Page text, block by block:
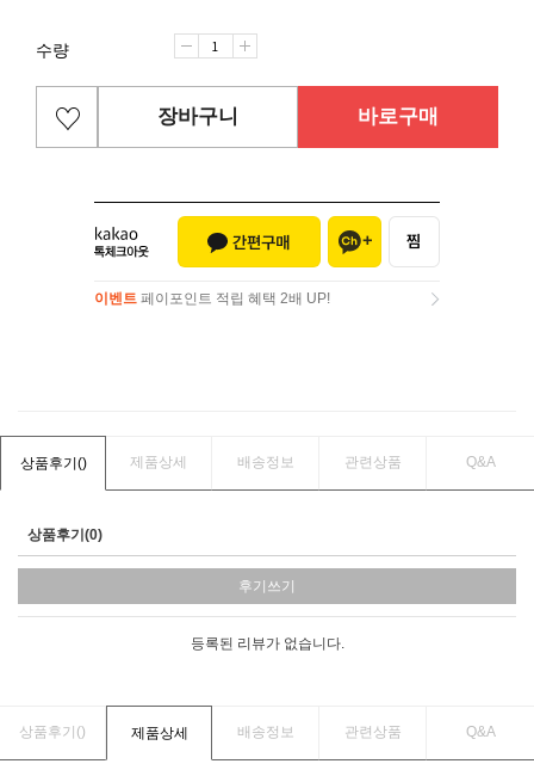
수량
장바구니 바로구매
이벤트 페이포인트 적립 혜택 2배 UP!
상품후기() 제품상세 배송정보 관련상품 Q&A
상품후기(0)
후기쓰기
등록된 리뷰가 없습니다.
상품후기() 제품상세 배송정보 관련상품 Q&A